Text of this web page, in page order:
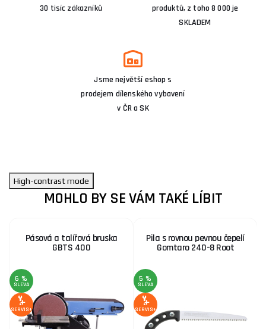
30 tisíc zákazníků
produktů, z toho 8 000 je
SKLADEM
Jsme největší eshop s
prodejem dílenského vybavení
v ČR a SK
High-contrast mode
MOHLO BY SE VÁM TAKÉ LÍBIT
Pásová a talířová bruska
GBTS 400
6 %
SLEVA
SERVIS+
Pila s rovnou pevnou čepelí
Gomtaro 240-8 Root
5 %
SLEVA
SERVIS+